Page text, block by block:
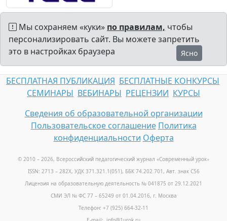
Мы сохраняем «куки» по правилам, чтобы
персонализировать сайт. Вы можете запретить
это в настройках браузера
Ясно
БЕСПЛАТНАЯ ПУБЛИКАЦИЯ БЕСПЛАТНЫЕ КОНКУРСЫ
СЕМИНАРЫ ВЕБИНАРЫ РЕЦЕНЗИИ КУРСЫ
Сведения об образовательной организации
Пользовательское соглашение Политика
конфиденциальности Оферта
© 2010 – 2026, Всероссийский педагогический журнал «Современный урок»
ISSN: 2713 – 282X, УДК 371.321.1(051), ББК 74.202.701, Авт. знак С56
Лицензия на образовательную деятельность № 041875 от 29.12.2021
СМИ ЭЛ № ФС 77 – 65249 от 01.04.2016, г. Москва
Телефон: +7 (925) 664-32-11